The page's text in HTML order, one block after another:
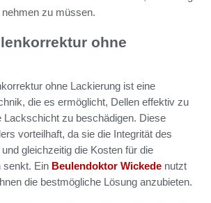
zu müssen.
ohne
ohne Lackierung ist eine
die es ermöglicht, Dellen effektiv zu
Lackschicht zu beschädigen. Diese
vorteilhaft, da sie die Integrität des
gleichzeitig die Kosten für die
senkt. Ein Beulendoktor Wickede nutzt
die bestmögliche Lösung anzubieten.